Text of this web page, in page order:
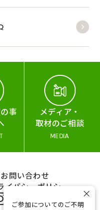
事
メディア・
取材のご相談
MEDIA
お問い合わせ
イバシーポリシー
ご参加についてのご不明
×